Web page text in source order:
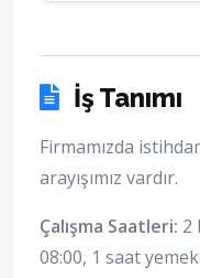
İş Tanımı
Firmamızda
arayışımız vardır.
Çalışma Saatleri: 2
08:00, 1 saat